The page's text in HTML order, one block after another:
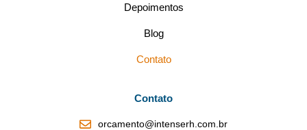
Depoimentos
Blog
Contato
Contato
orcamento@intenserh.com.br